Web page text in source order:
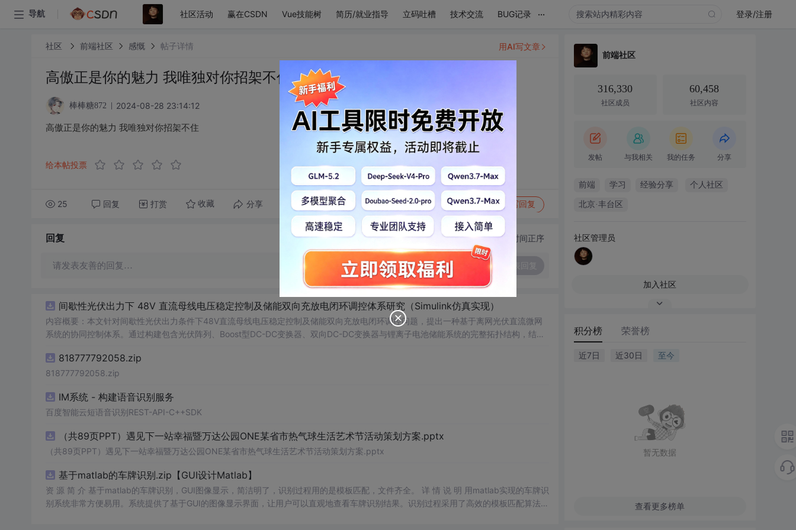
导航 社区活动 赢在CSDN Vue技能树 简历/就业指导 立码吐槽 技术交流 BUG记录 ... 登录/注册
社区 前端社区 感慨 帖子详情
高傲正是你的魅力 我唯独对你招架不住
棒棒糖872 2024-08-28 23:14:12
高傲正是你的魅力 我唯独对你招架不住
给本帖投票
25 回复 打赏 收藏 分享 转发到动态 举报 写回复
用AI写文章
回复 切换为时间正序
请发表友善的回复…
间歇性光伏出力下 48V 直流母线电压稳定控制及储能双向充放电闭环调控体系研究（Simulink仿真实现）
内容概要：本文针对间歇性光伏出力条件下48V直流母线电压稳定控制及储能双向充放电闭环调控问题，提出一种基于离网光伏直流微网
系统的协同控制体系。通过构建包含光伏阵列、Boost型DC-DC变换器、双向DC-DC变换器与锂离子电池储能系统的完整拓扑结构，结合
压外环与电流内环双闭环控制策略，确保在光照强度波动、负载突变等动态工况下维持母线电压稳定。在Simulink环境中搭建全系统仿真
模型，验证了控制策略在多种扰动场景下的有效性与鲁棒性，显著提升了微网在无外部电网支撑下的自主运行能力和电能质量水平。; 适合
与仿真的工程技术人员。; 使用场景及目标：①用于教学与科研中离网型光伏直流微网系统的建模与仿真分析；②指导实际工程中48V直
流微网的电压稳定控制与储能协调管理方案设计；③为新能源微网中的能量管理与动态响应优化提供理论支持与仿真验证平台。; 阅读建
在不同扰动工况下的响应特性与控制逻辑设计原理。
818777792058.zip
818777792058.zip
IM系统 - 构建语音识别服务
百度智能云短语音识别REST-API-C++SDK
（共89页PPT）遇见下一站幸福暨万达公园ONE某省市热气球生活艺术节活动策划方案.pptx
（共89页PPT）遇见下一站幸福暨万达公园ONE某省市热气球生活艺术节活动策划方案.pptx
基于matlab的车牌识别.zip【GUI设计Matlab】
资 源 简 介 基于matlab的车牌识别，GUI图像显示，简洁明了，识别过程用的是模板匹配，文件齐全。 详 情 说 明 用matlab实现的车牌识
别系统非常方便易用。系统提供了基于GUI的图像显示界面，让用户可以直观地查看车牌识别结果。识别过程采用了高效的模板匹配算法，
前端社区
316,330
社区成员
60,458
社区内容
发帖 与我相关 我的任务 分享
前端 学习 经验分享 个人社区
北京·丰台区
社区管理员
加入社区
积分榜 荣誉榜
近7日 近30日 至今
暂无数据
查看更多榜单